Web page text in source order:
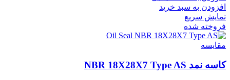
افزودن به سبد خرید
نمایش سریع
فروخته شده
مقايسه
کاسه نمد NBR 18X28X7 Type AS